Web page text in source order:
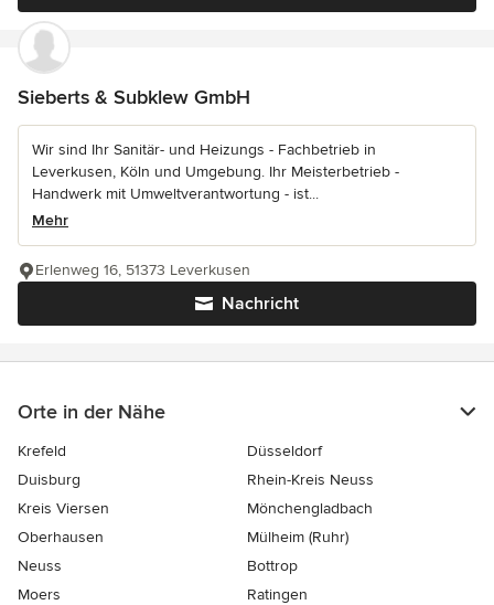
Sieberts & Subklew GmbH
Wir sind Ihr Sanitär- und Heizungs - Fachbetrieb in
Leverkusen, Köln und Umgebung. Ihr Meisterbetrieb -
Handwerk mit Umweltverantwortung - ist...
Mehr
Nachricht
Erlenweg 16, 51373 Leverkusen
Orte in der Nähe
Krefeld
Düsseldorf
Duisburg
Rhein-Kreis Neuss
Kreis Viersen
Mönchengladbach
Oberhausen
Mülheim (Ruhr)
Neuss
Bottrop
Moers
Ratingen